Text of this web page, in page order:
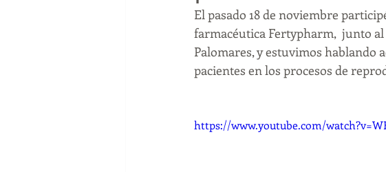
psicologo reproduccion SEF fertilidad
El pasado 18 de noviembre
farmacéutica Fertypharm,  junto
Palomares, y estuvimos hablando
pacientes en los procesos de
https://www.youtube.com/